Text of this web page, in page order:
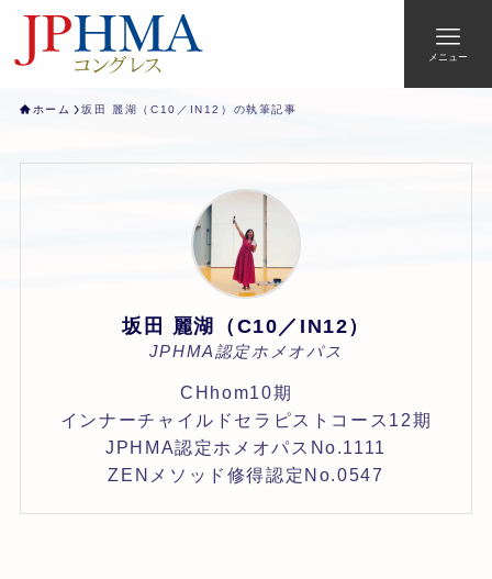
メニュー
ホーム 坂田 麗湖（C10／IN12）の執筆記事
坂田 麗湖（C10／IN12）
JPHMA認定ホメオパス
CHhom10期
インナーチャイルドセラピストコース12期
JPHMA認定ホメオパスNo.1111
ZENメソッド修得認定No.0547